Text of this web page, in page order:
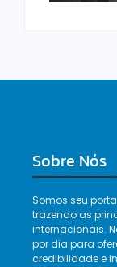
Sobre Nós
Somos seu
trazendo as
internacionais.
por dia para
credibilidade e